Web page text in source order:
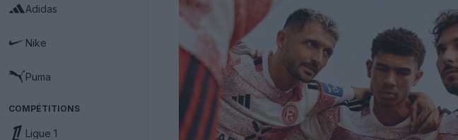
Adidas
Nike
Puma
COMPÉTITIONS
Ligue 1